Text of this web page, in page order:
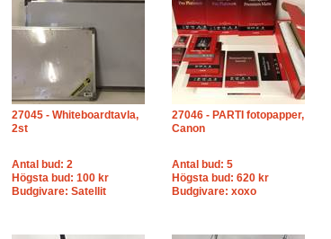
27045 - Whiteboardtavla,
2st
Antal bud: 2
Högsta bud: 100 kr
Budgivare: Satellit
27046 - PARTI fotopapper,
Canon
Antal bud: 5
Högsta bud: 620 kr
Budgivare: xoxo